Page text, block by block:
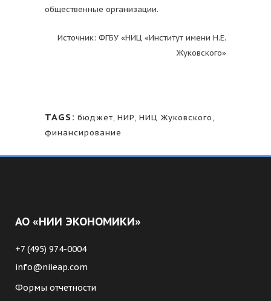
общественные организации.
Источник: ФГБУ «НИЦ «Институт имени Н.Е.
Жуковского»
TAGS: бюджет, НИР, НИЦ Жуковского,
финансирование
АО «НИИ ЭКОНОМИКИ»
+7 (495) 974-0004
info@niieap.com
Формы отчетности